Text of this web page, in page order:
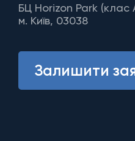
БЦ Horizon Park (клас
м. Київ, 03038
Залишити